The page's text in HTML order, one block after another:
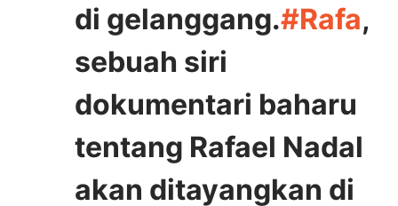
di gelanggang.#Rafa,
sebuah siri
dokumentari baharu
tentang Rafael Nadal
akan ditayangkan di